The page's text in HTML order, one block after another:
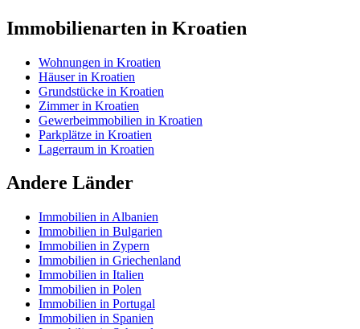
Immobilienarten in Kroatien
Wohnungen in Kroatien
Häuser in Kroatien
Grundstücke in Kroatien
Zimmer in Kroatien
Gewerbeimmobilien in Kroatien
Parkplätze in Kroatien
Lagerraum in Kroatien
Andere Länder
Immobilien in Albanien
Immobilien in Bulgarien
Immobilien in Zypern
Immobilien in Griechenland
Immobilien in Italien
Immobilien in Polen
Immobilien in Portugal
Immobilien in Spanien